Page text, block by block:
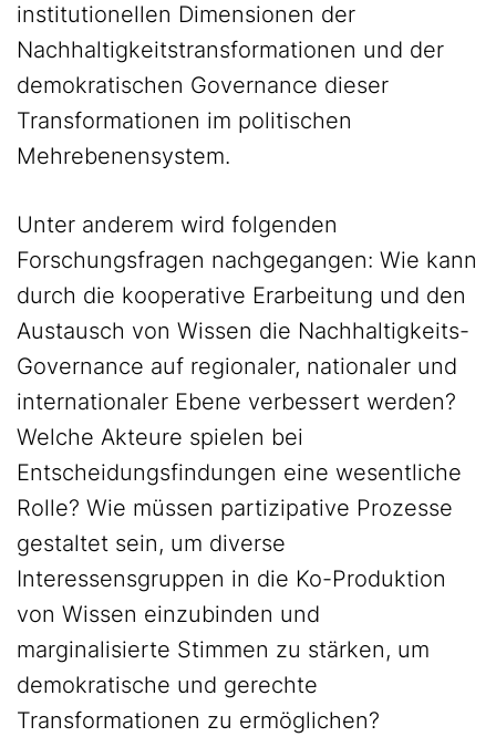
institutionellen Dimensionen der
Nachhaltigkeitstransformationen und der
demokratischen Governance dieser
Transformationen im politischen
Mehrebenensystem.
Unter anderem wird folgenden
Forschungsfragen nachgegangen: Wie kann
durch die kooperative Erarbeitung und den
Austausch von Wissen die Nachhaltigkeits-
Governance auf regionaler, nationaler und
internationaler Ebene verbessert werden?
Welche Akteure spielen bei
Entscheidungsfindungen eine wesentliche
Rolle? Wie müssen partizipative Prozesse
gestaltet sein, um diverse
Interessensgruppen in die Ko-Produktion
von Wissen einzubinden und
marginalisierte Stimmen zu stärken, um
demokratische und gerechte
Transformationen zu ermöglichen?